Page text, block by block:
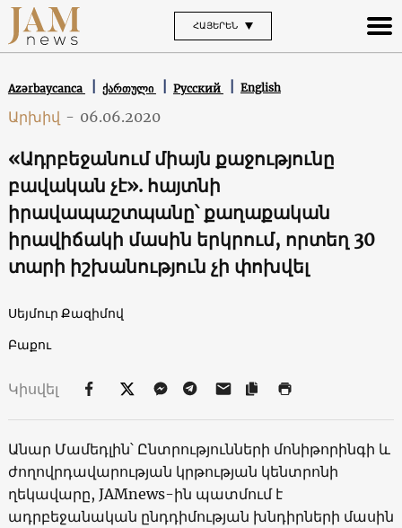
ՀԱՅԵՐԵՆ
Azərbaycanca ქართული Русский English
Արխիվ - 06.06.2020
«Ադրբեջանում միայն քաջությունը
բավական չէ». հայտնի
իրավապաշտպանը՝ քաղաքական
իրավիճակի մասին երկրում, որտեղ 30
տարի իշխանություն չի փոխվել
Սեյմուր Քազիմով
Բաքու
Կիսվել
Անար Մամեդլին՝ Ընտրությունների մոնիթորինգի և
ժողովրդավարության կրթության կենտրոնի
ղեկավարը, JAMnews-ին պատմում է
ադրբեջանական ընդդիմության խնդիրների մասին